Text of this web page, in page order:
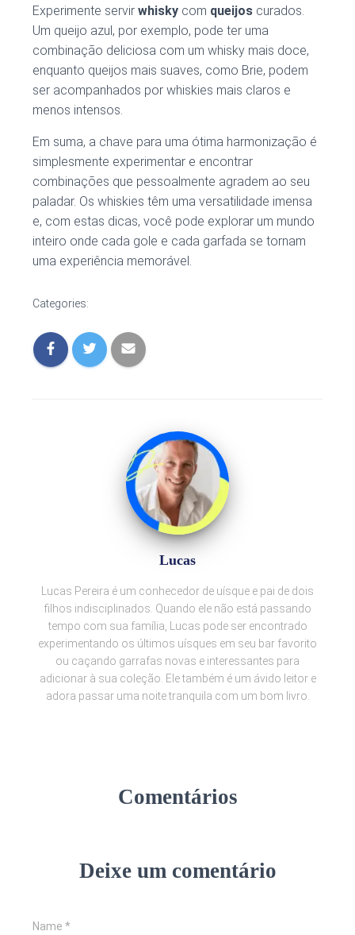
Experimente servir whisky com queijos curados.
Um queijo azul, por exemplo, pode ter uma
combinação deliciosa com um whisky mais doce,
enquanto queijos mais suaves, como Brie, podem
ser acompanhados por whiskies mais claros e
menos intensos.
Em suma, a chave para uma ótima harmonização é
simplesmente experimentar e encontrar
combinações que pessoalmente agradem ao seu
paladar. Os whiskies têm uma versatilidade imensa
e, com estas dicas, você pode explorar um mundo
inteiro onde cada gole e cada garfada se tornam
uma experiência memorável.
Categories:
Lucas
Lucas Pereira é um conhecedor de uísque e pai de dois
filhos indisciplinados. Quando ele não está passando
tempo com sua família, Lucas pode ser encontrado
experimentando os últimos uísques em seu bar favorito
ou caçando garrafas novas e interessantes para
adicionar à sua coleção. Ele também é um ávido leitor e
adora passar uma noite tranquila com um bom livro.
Comentários
Deixe um comentário
Name *